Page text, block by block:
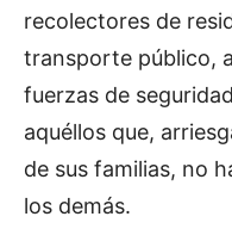
recolectores de
transporte público,
fuerzas de
aquéllos que,
de sus familias, no
los demás.